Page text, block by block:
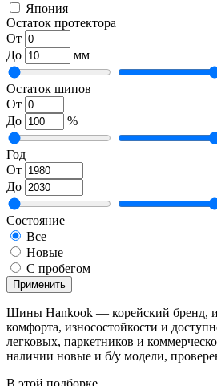
Япония
Остаток протектора
От
До
мм
Остаток шипов
От
До
%
Год
От
До
Состояние
Все
Новые
С пробегом
Применить
Шины Hankook — корейский бренд,
комфорта, износостойкости и
легковых, паркетников и
наличии новые и б/у модели,
В этой подборке